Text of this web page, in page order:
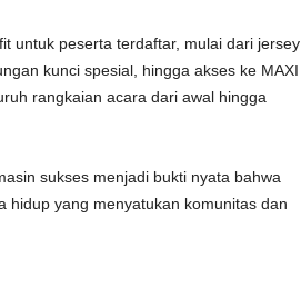
untuk peserta terdaftar, mulai dari jersey
kunci spesial, hingga akses ke MAXI
rangkaian acara dari awal hingga
sukses menjadi bukti nyata bahwa
hidup yang menyatukan komunitas dan